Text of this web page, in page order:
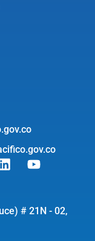
# 21N - 02,